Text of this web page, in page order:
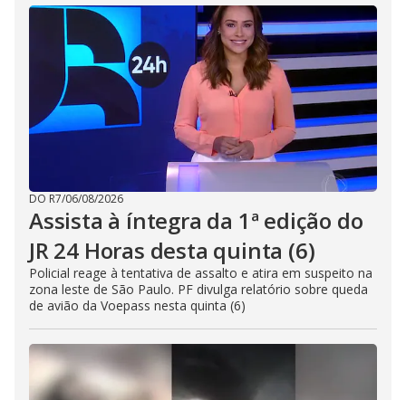
DO R7/06/08/2026
Assista à íntegra da 1ª edição do
JR 24 Horas desta quinta (6)
Policial reage à tentativa de assalto e atira em suspeito na
zona leste de São Paulo. PF divulga relatório sobre queda
de avião da Voepass nesta quinta (6)